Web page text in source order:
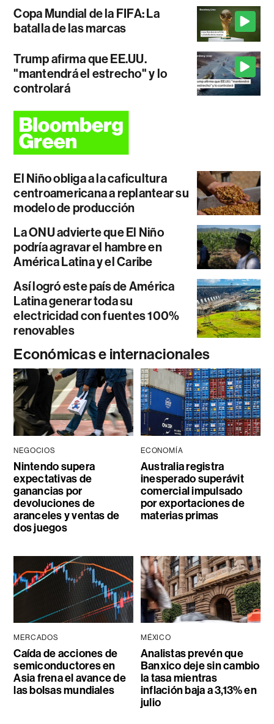
Copa Mundial de la FIFA: La
batalla de las marcas
Trump afirma que EE.UU.
"mantendrá el estrecho" y lo
controlará
El Niño obliga a la caficultura
centroamericana a replantear su
modelo de producción
La ONU advierte que El Niño
podría agravar el hambre en
América Latina y el Caribe
Así logró este país de América
Latina generar toda su
electricidad con fuentes 100%
renovables
Económicas e internacionales
NEGOCIOS
Nintendo supera
expectativas de
ganancias por
devoluciones de
aranceles y ventas de
dos juegos
ECONOMÍA
Australia registra
inesperado superávit
comercial impulsado
por exportaciones de
materias primas
MERCADOS
Caída de acciones de
semiconductores en
Asia frena el avance de
las bolsas mundiales
MÉXICO
Analistas prevén que
Banxico deje sin cambio
la tasa mientras
inflación baja a 3,13% en
julio